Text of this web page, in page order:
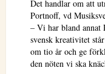
Det handlar om att
Portnoff, vd
– Vi har bland annat
svensk kreativitet
om tio år och ge
den nöten vi ska